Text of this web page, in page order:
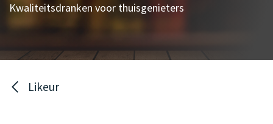
Kwaliteitsdranken voor thuisgenieters
Likeur